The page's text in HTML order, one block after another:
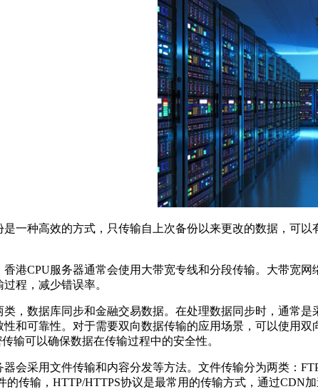
种高效的方式，只传输自上次备份以来更改的数据，可以
CPU服务器通常会使用大带宽专线和分段传输。大带宽网
程，减少错误率。
数据库同步和金融交易数据。在处理数据同步时，通常是
和可靠性。对于需要双向数据传输的应用场景，可以使用
输可以确保数据在传输过程中的安全性。
采用文件传输和内容分发等方法。文件传输分为两类：
传输，HTTP/HTTPS协议是最常用的传输方式，通过CDN